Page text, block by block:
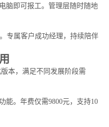
脑即可报工。管理层随时随地
专属客户成功经理，持续陪伴
本，满足不同发展阶段需
能。年费仅需9800元，支持10